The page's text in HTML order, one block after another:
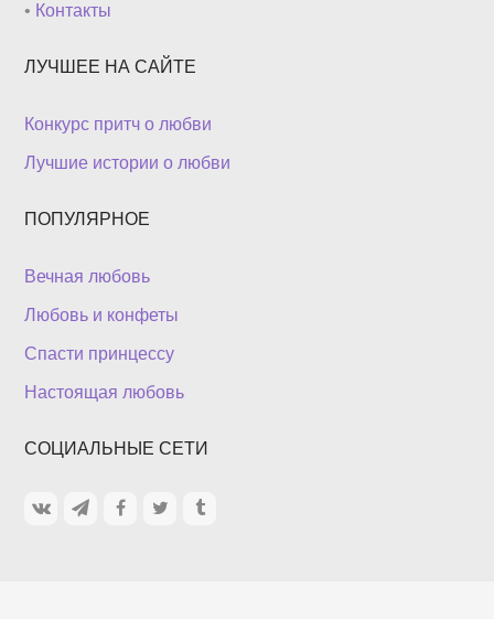
• Контакты
ЛУЧШЕЕ НА САЙТЕ
Конкурс притч о любви
Лучшие истории о любви
ПОПУЛЯРНОЕ
Вечная любовь
Любовь и конфеты
Спасти принцессу
Настоящая любовь
СОЦИАЛЬНЫЕ СЕТИ